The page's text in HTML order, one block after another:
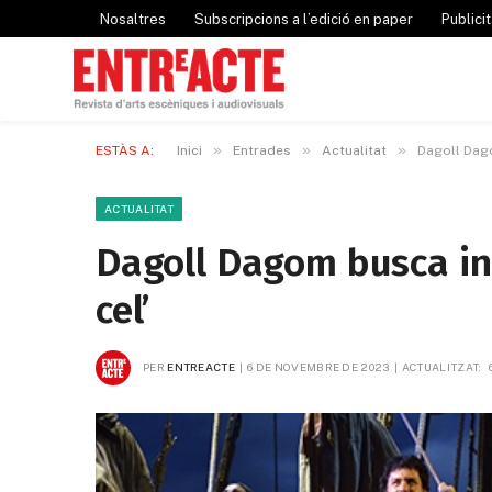
Nosaltres Subscripcions a l’edició en paper
ESTÀS A: Inici » Entrades » Actualitat » Dagoll
ACTUALITAT
Dagoll Dagom busca
cel’
PER ENTREACTE 6 DE NOVEMBRE DE 2023 ACTUALITZAT: